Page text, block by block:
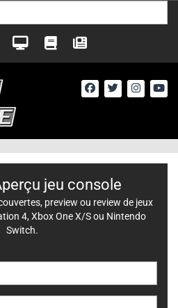
jeu console
preview ou review de jeux
4, Xbox One X/S ou Nintendo
Switch.